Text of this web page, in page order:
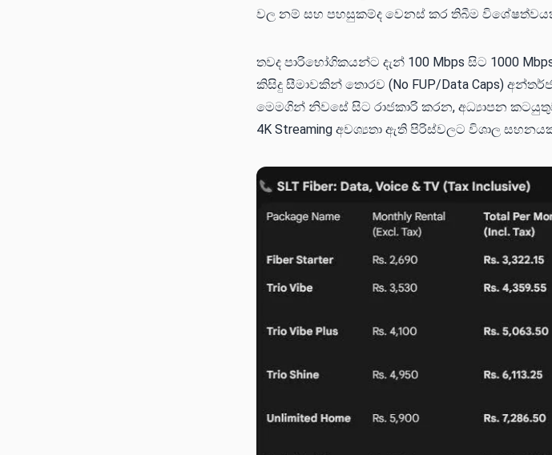
වල නම් සහ පහසුකම්ද වෙනස් කර තිබීම
තවද පාරිභෝගිකයන්ට දැන් 100 Mbps සිට 1000
කිසිදු සීමාවකින් තොරව (No FUP/Data Caps)
මෙමගින් නිවසේ සිට රාජකාරි කරන, අධ්‍යාපන
4K Streaming අවශ්‍යතා ඇති පිරිස්වලට විශාල